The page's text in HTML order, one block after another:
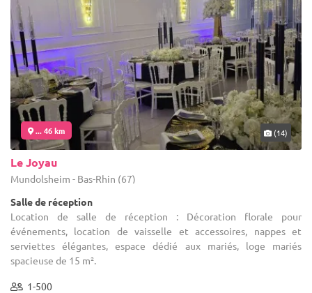
... 46 km (14)
Le Joyau
Mundolsheim - Bas-Rhin (67)
Salle de réception
Location de salle de réception : Décoration florale pour
événements, location de vaisselle et accessoires, nappes et
serviettes élégantes, espace dédié aux mariés, loge mariés
spacieuse de 15 m².
1-500